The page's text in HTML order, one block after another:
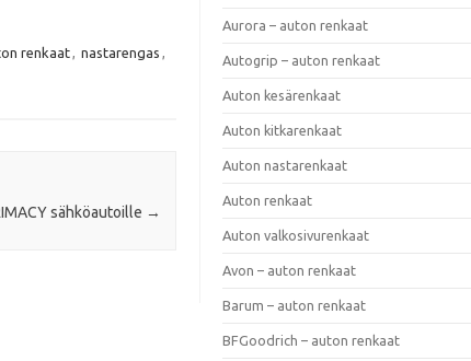
renkaat, nastarengas ,
sähköautoille →
Aurora – auton renkaat
Autogrip – auton renkaat
Auton kesärenkaat
Auton kitkarenkaat
Auton nastarenkaat
Auton renkaat
Auton valkosivurenkaat
Avon – auton renkaat
Barum – auton renkaat
BFGoodrich – auton renkaat